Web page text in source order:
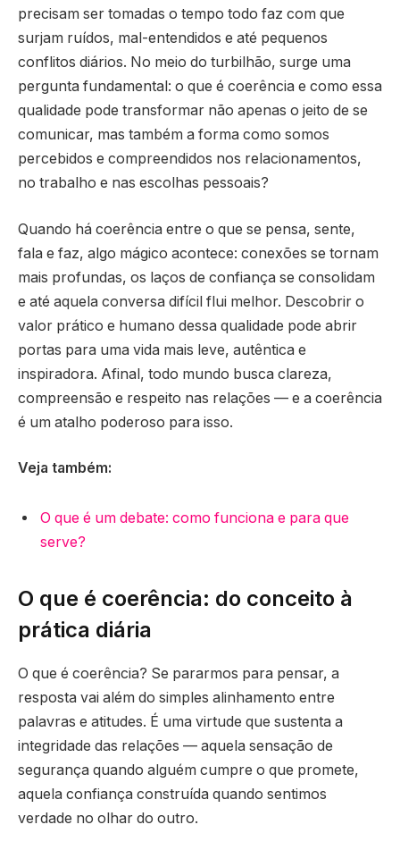
precisam ser tomadas o tempo todo faz com que
surjam ruídos, mal-entendidos e até pequenos
conflitos diários. No meio do turbilhão, surge uma
pergunta fundamental: o que é coerência e como essa
qualidade pode transformar não apenas o jeito de se
comunicar, mas também a forma como somos
percebidos e compreendidos nos relacionamentos,
no trabalho e nas escolhas pessoais?
Quando há coerência entre o que se pensa, sente,
fala e faz, algo mágico acontece: conexões se tornam
mais profundas, os laços de confiança se consolidam
e até aquela conversa difícil flui melhor. Descobrir o
valor prático e humano dessa qualidade pode abrir
portas para uma vida mais leve, autêntica e
inspiradora. Afinal, todo mundo busca clareza,
compreensão e respeito nas relações — e a coerência
é um atalho poderoso para isso.
Veja também:
O que é um debate: como funciona e para que
serve?
O que é coerência: do conceito à
prática diária
O que é coerência? Se pararmos para pensar, a
resposta vai além do simples alinhamento entre
palavras e atitudes. É uma virtude que sustenta a
integridade das relações — aquela sensação de
segurança quando alguém cumpre o que promete,
aquela confiança construída quando sentimos
verdade no olhar do outro.